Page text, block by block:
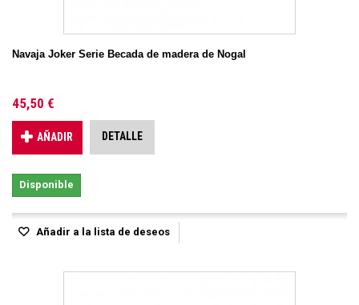
Navaja Joker Serie Becada de madera de Nogal
45,50 €
AÑADIR DETALLE
Disponible
Añadir a la lista de deseos